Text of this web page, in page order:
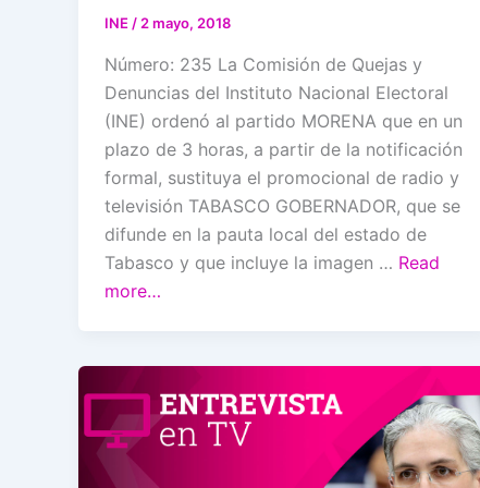
INE / 2 mayo, 2018
Número: 235 La Comisión de Quejas y
Denuncias del Instituto Nacional Electoral
(INE) ordenó al partido MORENA que en un
plazo de 3 horas, a partir de la notificación
formal, sustituya el promocional de radio y
televisión TABASCO GOBERNADOR, que se
difunde en la pauta local del estado de
Tabasco y que incluye la imagen … Read
more…